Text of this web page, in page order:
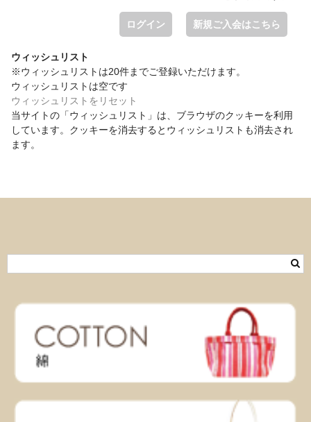
ログイン 新規ご入会はこちら
ウィッシュリスト
※ウィッシュリストは20件までご登録いただけます。
ウィッシュリストは空です
ウィッシュリストをリセット
当サイトの「ウィッシュリスト」は、ブラウザのクッキーを利用
しています。クッキーを消去するとウィッシュリストも消去され
ます。